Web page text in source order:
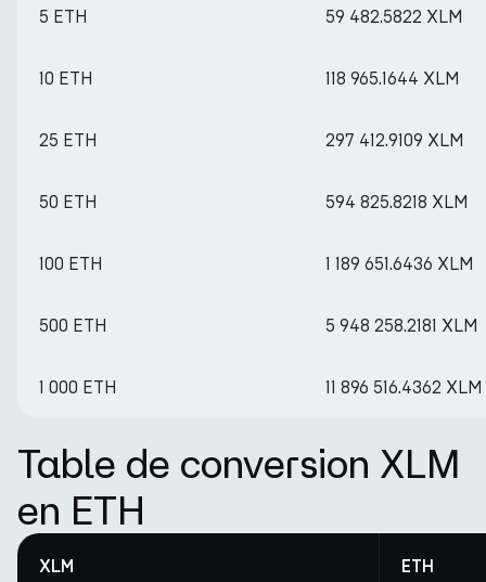
5 ETH 59 482.5822 XLM
10 ETH 118 965.1644 XLM
25 ETH 297 412.9109 XLM
50 ETH 594 825.8218 XLM
100 ETH 1 189 651.6436 XLM
500 ETH 5 948 258.2181 XLM
1 000 ETH 11 896 516.4362 XLM
Table de conversion XLM
en ETH
XLM ETH